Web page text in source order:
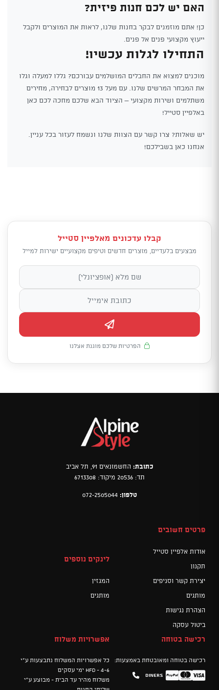
האם יש לכם חנות פיזית?
כן! אתם מוזמנים לבקר בחנות שלנו, לראות את המוצרים ולקבל
ייעוץ מקצועי פנים אל פנים.
התחילו לגלות עכשיו!
מוכנים למצוא את החבלים המושלמים עבורכם? גללו למעלה וגלו
את המבחר המרשים שלנו. עם מעל 13 מוצרים לבחירה, מחירים
משתלמים ושירות מקצועי – הציוד הבא שלכם מחכה לכם כאן
באלפיין סטייל!
יש שאלות? צרו קשר עם הצוות שלנו ונשמח לעזור בכל עניין.
אנחנו כאן בשבילכם!
קבלו עדכונים מאלפיין סטייל
מבצעים בלעדיים, מוצרים חדשים וטיפים מקצועיים ישירות למייל
הפרטיות שלכם מוגנת אצלנו
כתובת: החשמונאים 91, תל אביב
תד: 20536 מיקוד: 6713308
טלפון: 072-2505044
פרטים חשובים
אודות אלפיין סטייל
תקנון
יצירת קשר וסניפים
מותגים
הצהרת נגישות
ביטול עסקה
לינקים נוספים
המגזין
מותגים
רכישה בטוחה
רכישה בטוחה ומאובטחת באמצעות:
Visa
Mastercard
PayPal
Diners
אפשרויות משלוח
כל אפשרויות המשלוח נתבצעות ע"י
HFD - 4-6 ימי עסקים
משלוח מהיר עד הבית - מבוצע ע"י